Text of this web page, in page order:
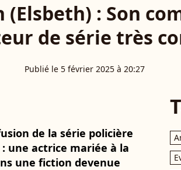
(Elsbeth) : Son
de série très
Publié le 5 février 2025 à 20:27
de la série policière
une actrice mariée à la
une fiction devenue